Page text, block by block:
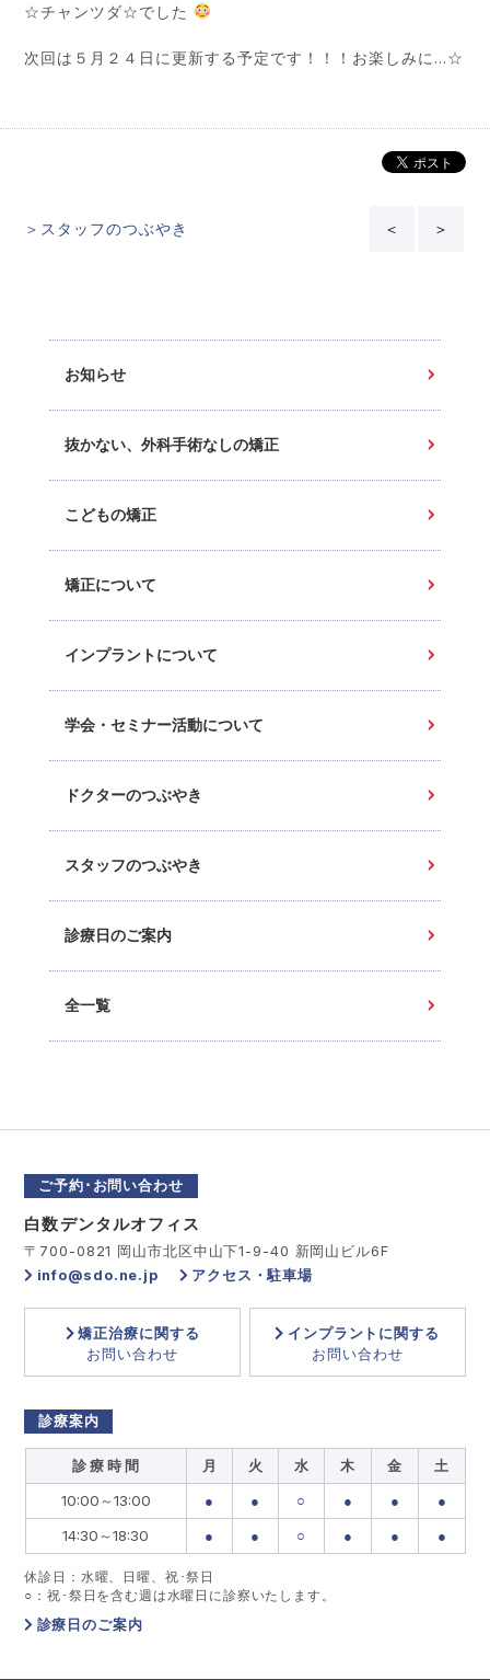
☆チャンツダ☆でした
次回は５月２４日に更新する予定です！！！お楽しみに…☆
＞スタッフのつぶやき ＜ ＞
お知らせ
抜かない、外科手術なしの矯正
こどもの矯正
矯正について
インプラントについて
学会・セミナー活動について
ドクターのつぶやき
スタッフのつぶやき
診療日のご案内
全一覧
ご予約･お問い合わせ
白数デンタルオフィス
〒700-0821 岡山市北区中山下1-9-40 新岡山ビル6F
info@sdo.ne.jp
アクセス・駐車場
矯正治療に関する
お問い合わせ
インプラントに関する
お問い合わせ
診療案内
診 療 時 間 月 火 水 木 金
土
10:00～13:00
● ● ○ ● ●
●
14:30～18:30
● ● ○ ● ● ●
休診日：水曜、日曜、祝･祭日
○ ：祝･祭日を含む週は水曜日に診察いたします。
診療日のご案内